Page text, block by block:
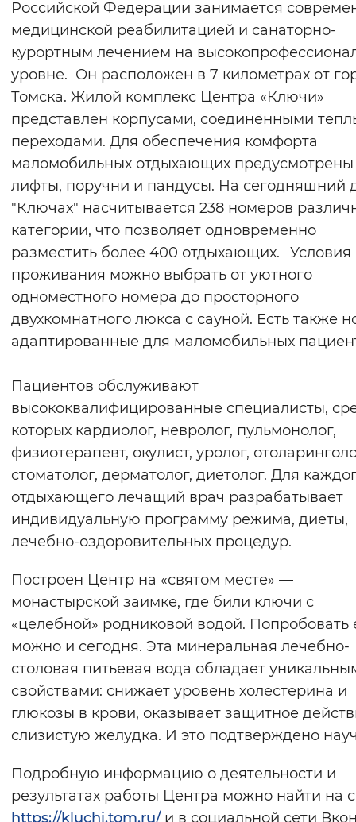
Российской Федерации занимается
медицинской реабилитацией и санаторно-
курортным лечением на
уровне. Он расположен в 7 километрах от
Томска. Жилой комплекс Центра «Ключи»
представлен корпусами, соединёнными
переходами. Для обеспечения комфорта
маломобильных отдыхающих предусмотрены
лифты, поручни и пандусы.⁣⁣ ⁣⁣На сегодняшний
"Ключах" насчитывается 238 номеров
категории, что позволяет одновременно
разместить более 400 отдыхающих.⁣⁣⠀Условия
проживания можно выбрать от уютного
одноместного номера до просторного
двухкомнатного люкса с сауной. Есть также
адаптированные для маломобильных
Пациентов обслуживают
высококвалифицированные специалисты,
которых кардиолог, невролог, пульмонолог,
физиотерапевт, окулист, уролог,
стоматолог, дерматолог, диетолог.⁣⁣ Для
отдыхающего лечащий врач разрабатывает
индивидуальную программу режима, диеты,
лечебно-оздоровительных процедур.⁣⁣⠀
Построен Центр на «святом месте» —
монастырской заимке, где били ключи с
«целебной» родниковой водой. Попробовать
можно и сегодня. Эта минеральная лечебно-
столовая питьевая вода обладает
свойствами: снижает уровень холестерина и
глюкозы в крови, оказывает защитное
слизистую желудка.⁣⁣ И это подтверждено
Подробную информацию о деятельности и
результатах работы Центра можно найти на
https://kluchi.tom.ru/и в социальной сети